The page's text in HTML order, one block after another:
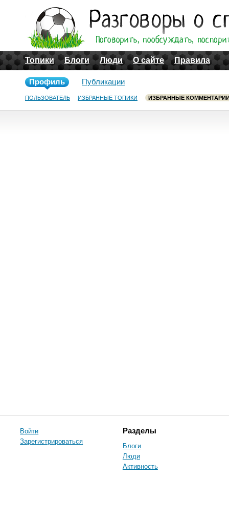
Топики Блоги Люди О сайте Правила
Профиль
ПОЛЬЗОВАТЕЛЬ ИЗБРАННЫЕ ТОПИКИ ИЗБРАННЫЕ
Публикации
Войти
Зарегистрироваться
Разделы
Блоги
Люди
Активность